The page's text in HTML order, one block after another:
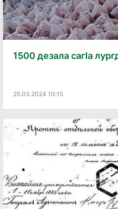
1500 дезала сагӀа
25.03.2024 10:15